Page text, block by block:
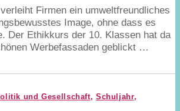
Firmen ein umweltfreundliches
Image, ohne dass es
Der Ethikkurs der 10. Klassen hat da
Werbefassaden geblickt …
und Gesellschaft, Schuljahr,